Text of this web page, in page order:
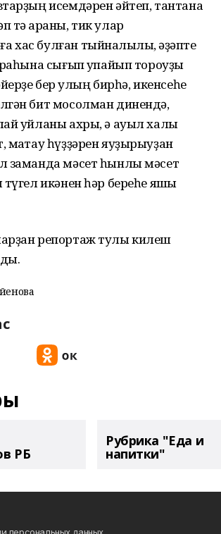
исемдəрен əйтеп, тантана
тə ҡараны, тик улар
хас булған тыйнаҡлылыҡ, əҙəпте
сығып ҡупайып тороуҙы
бер ҡулың бирһə, икенсеһе
бит мосолман динендə,
уйланы ахры, ə ауыл халҡы
маҡтау һүҙҙəрен яуҙырыуҙан
заманда мəсет һынлы мəсет
икəнен һəр береһе яҡшы
репортаж тулы килеш
РБ
Рубрика "Еда и
напитки"